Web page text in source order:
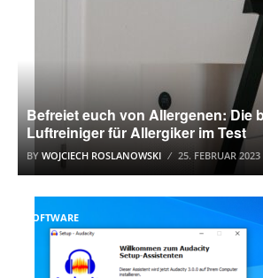
Befreiet euch von Allergenen: Die
Luftreiniger für Allergiker im Test
BY WOJCIECH ROSLANOWSKI 25. FEBRUAR 2023
SOFTWARE